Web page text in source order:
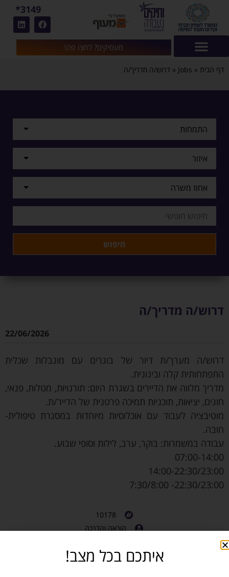
מעסיקים? לחצו פה!
3149*
דף הבית »
Jobs
» דרוש/ה מדריך/ה
התמחות
איזור
אחוז משרה
דרוש/ה מדריך/ה
22/06/2026
דרוש/ה מערך/ת דיור של בוגרים עם מוגבלות שכלית
התפתחותית קלה ובינונית.
מדריך מלווה את הדיירים בשגרת היום: תורנויות, מטלות, פנאי,
חוגים, יציאות, תוכניות תמיכה פרטנית של הדייר/ת.
מוטיבציה לעבוד עם אוכלוסיות מיוחדות במסגרת טיפולית-
חובה.
עבודה במשמרות: בוקר, ערב, לילות וסופי שבוע.
07:00-14:00
14:00-22:30/23:00
22:30/23:00- 7:30/8:00
10178
הוראה והדרכה
תל אביב והסביבה
איתכם בכל מצב!